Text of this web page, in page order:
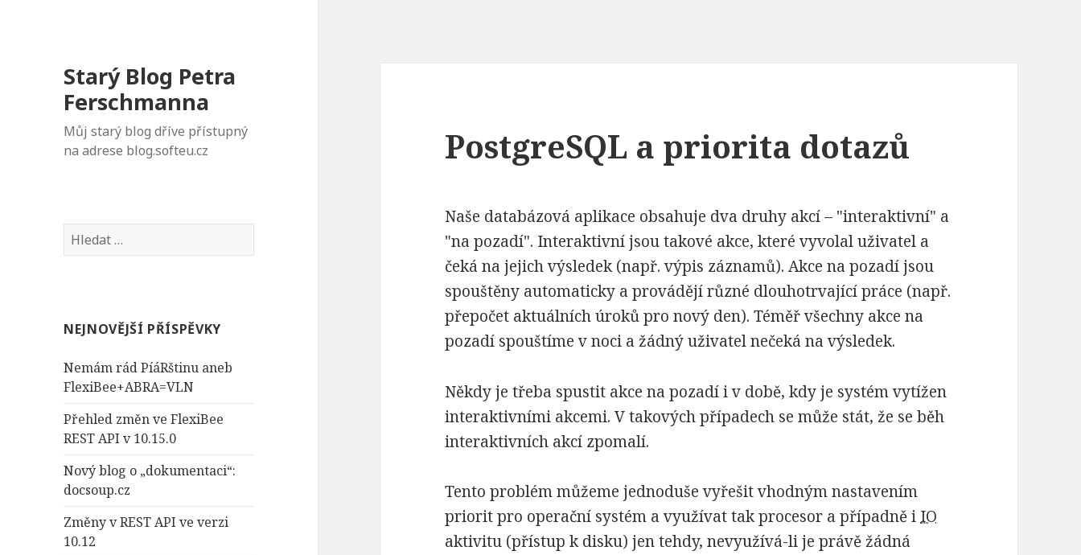
Starý Blog Petra
Ferschmanna
Můj starý blog dříve přístupný
na adrese blog.softeu.cz
Vyhledávání
NEJNOVĚJŠÍ PŘÍSPĚVKY
Nemám rád PíáRštinu aneb
FlexiBee+ABRA=VLN
Přehled změn ve FlexiBee
REST API v 10.15.0
Nový blog o „dokumentaci“:
docsoup.cz
Změny v REST API ve verzi
10.12
PostgreSQL a priorita dotazů
Naše databázová aplikace obsahuje dva druhy akcí – "interaktivní" a
"na pozadí". Interaktivní jsou takové akce, které vyvolal uživatel a
čeká na jejich výsledek (např. výpis záznamů). Akce na pozadí jsou
spouštěny automaticky a provádějí různé dlouhotrvající práce (např.
přepočet aktuálních úroků pro nový den). Téměř všechny akce na
pozadí spouštíme v noci a žádný uživatel nečeká na výsledek.
Někdy je třeba spustit akce na pozadí i v době, kdy je systém vytížen
interaktivními akcemi. V takových případech se může stát, že se běh
interaktivních akcí zpomalí.
Tento problém můžeme jednoduše vyřešit vhodným nastavením
priorit pro operační systém a využívat tak procesor a případně i IO
aktivitu (přístup k disku) jen tehdy, nevyužívá-li je právě žádná